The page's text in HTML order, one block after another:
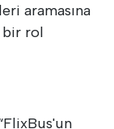
aramasına
bir rol